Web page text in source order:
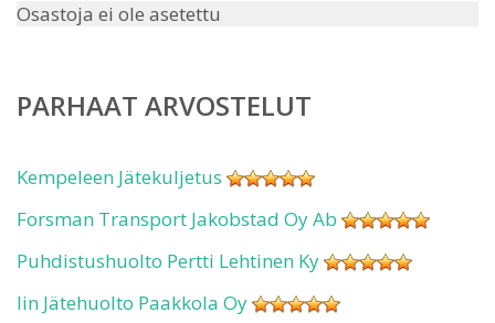
Osastoja ei ole asetettu
PARHAAT ARVOSTELUT
Kempeleen Jätekuljetus
Forsman Transport Jakobstad Oy Ab
Puhdistushuolto Pertti Lehtinen Ky
Iin Jätehuolto Paakkola Oy